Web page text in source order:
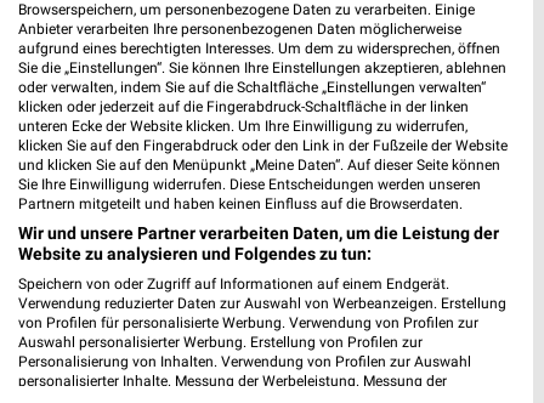
dm Herford
Bäckerstraße 35
32052 Herford
Heute geschlossen
324,85 km
Rossmann Herford
Brüderstr. 19
32052 Herford
Heute geschlossen
324,60 km • Angebote: 3 Prospekte
Browserspeichern, um personenbezogene Daten zu verarbeiten. Einige
Anbieter verarbeiten Ihre personenbezogenen Daten möglicherweise
aufgrund eines berechtigten Interesses. Um dem zu widersprechen, öffnen
Sie die „Einstellungen“. Sie können Ihre Einstellungen akzeptieren, ablehnen
oder verwalten, indem Sie auf die Schaltfläche „Einstellungen verwalten“
klicken oder jederzeit auf die Fingerabdruck-Schaltfläche in der linken
unteren Ecke der Website klicken. Um Ihre Einwilligung zu widerrufen,
klicken Sie auf den Fingerabdruck oder den Link in der Fußzeile der Website
und klicken Sie auf den Menüpunkt „Meine Daten“. Auf dieser Seite können
Sie Ihre Einwilligung widerrufen. Diese Entscheidungen werden unseren
Partnern mitgeteilt und haben keinen Einfluss auf die Browserdaten.
Wir und unsere Partner verarbeiten Daten, um die Leistung der
Website zu analysieren und Folgendes zu tun:
Speichern von oder Zugriff auf Informationen auf einem Endgerät.
Verwendung reduzierter Daten zur Auswahl von Werbeanzeigen. Erstellung
von Profilen für personalisierte Werbung. Verwendung von Profilen zur
Auswahl personalisierter Werbung. Erstellung von Profilen zur
Personalisierung von Inhalten. Verwendung von Profilen zur Auswahl
personalisierter Inhalte. Messung der Werbeleistung. Messung der